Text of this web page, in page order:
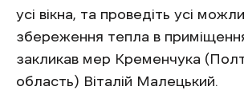
усі вікна, та проведіть усі
збереження тепла в
закликав мер Кременчука
область) Віталій Малецький.